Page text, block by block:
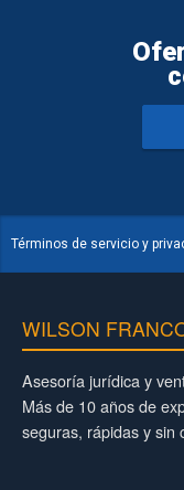
Términos de servicio y
WILSON
Asesoría jurídica y
Más de 10 años de
seguras, rápidas y sin